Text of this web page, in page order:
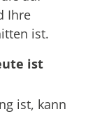
Ihre
ist.
ist
ist, kann